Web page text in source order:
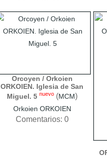
Orcoyen / Orkoien
ORKOIEN. Iglesia de San
Miguel. 5 nuevo (MCM)
Orkoien ORKOIEN
Comentarios: 0